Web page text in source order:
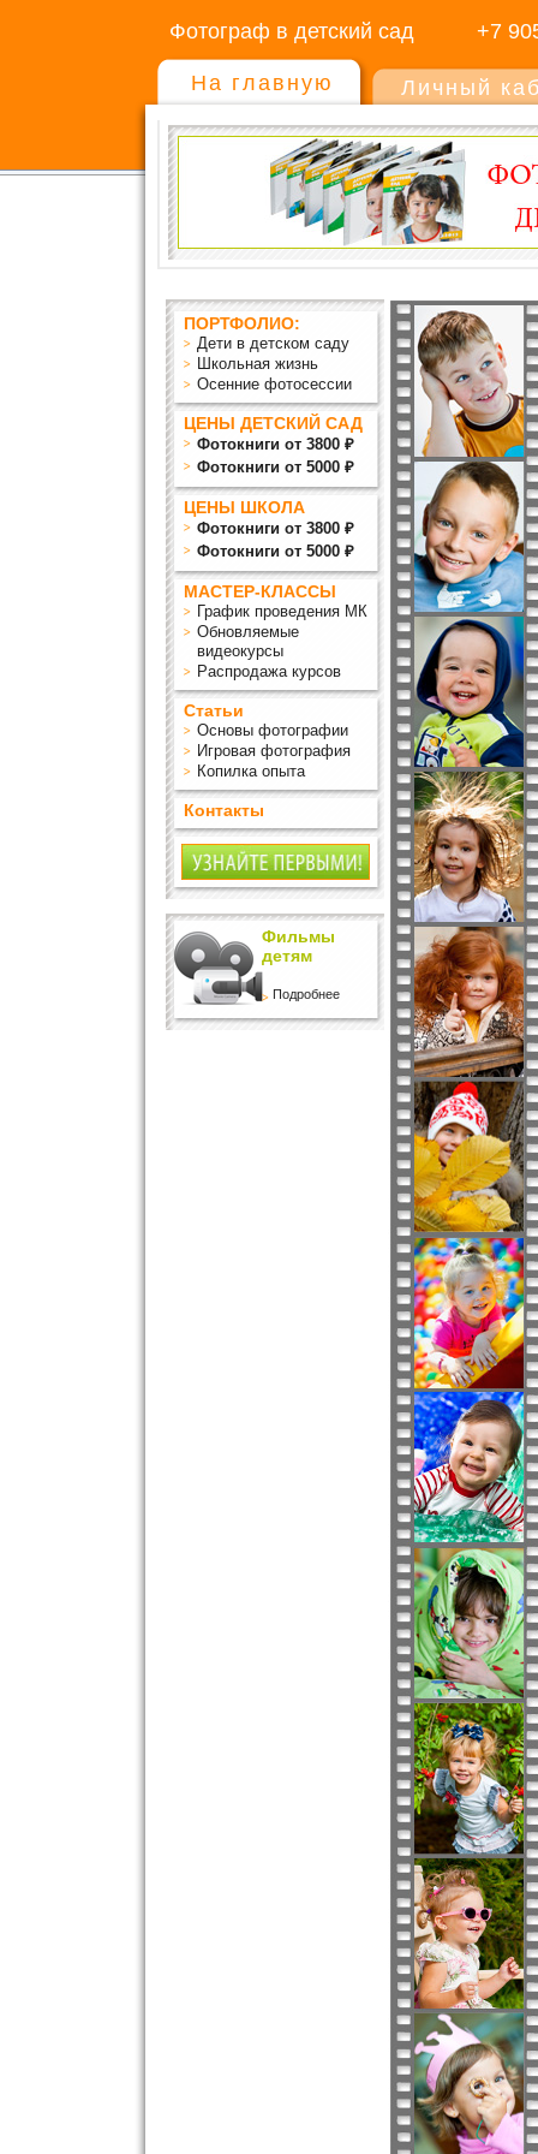
Фотограф в детский сад +7
На главную Личный
ПОРТФОЛИО:
Дети в детском саду
Школьная жизнь
Осенние фотосессии
ЦЕНЫ ДЕТСКИЙ САД
Фотокниги от 3800 ₽
Фотокниги от 5000 ₽
ЦЕНЫ ШКОЛА
Фотокниги от 3800 ₽
Фотокниги от 5000 ₽
МАСТЕР-КЛАССЫ
График проведения МК
Обновляемые
видеокурсы
Распродажа курсов
Статьи
Основы фотографии
Игровая фотография
Копилка опыта
Контакты
Фильмы
детям
Подробнее